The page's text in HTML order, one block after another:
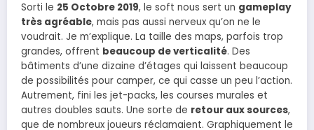
Sorti le 25 Octobre 2019, le soft nous sert un gameplay
très agréable, mais pas aussi nerveux qu’on ne le
voudrait. Je m’explique. La taille des maps, parfois trop
grandes, offrent beaucoup de verticalité. Des
bâtiments d’une dizaine d’étages qui laissent beaucoup
de possibilités pour camper, ce qui casse un peu l’action.
Autrement, fini les jet-packs, les courses murales et
autres doubles sauts. Une sorte de retour aux sources,
que de nombreux joueurs réclamaient. Graphiquement le